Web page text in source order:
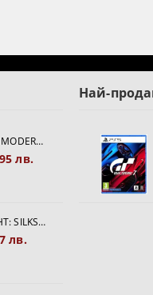
CALL OF DUTY: MODERN WARFARE 4[PS5]
лв.
HOLLOW KNIGHT: SILKSONG [NINTENDO SWITCH 2]
лв.
Най-